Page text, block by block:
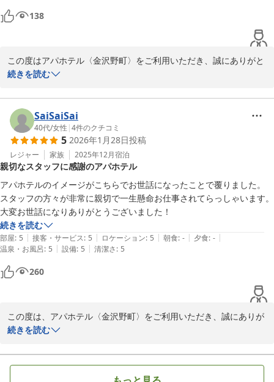
様のご来館を心よりお待ちしております。　フロント　富沢
2025-08-24
138
この度はアパホテル〈金沢野町〉をご利用いただき、誠にありがと
うございます。
ます。ご投稿にございます通り、当館にご宿泊のお客様はアパホテ
ル〈金沢中央〉、アパホテル〈金沢駅前〉の大浴殿を無料でご利用
いただけます。ご利用の際は客室の鍵とタオルをお持ちくださいま
せ。引き続き快適にご満足してお過ごしいただけるよう、スタッフ
一同さらに精進してまいります。
この度は貴重なご投稿ありがとうございました。また機会がござい
ましたら当館に足を運んで頂けますと幸いです。
フロント　本島
2025-08-16
続きを読む
SaiSaiSai
40代/女性 |4件のクチコミ
5 2026年1月28日投稿
レジャー 家族 2025年12月宿泊
親切なスタッフに感謝のアパホテル
アパホテルのイメージがこちらでお世話になったことで覆りました。
スタッフの方々が非常に親切で一生懸命お仕事されてらっしゃいます。
大変お世話になりありがとうございました！
続きを読む
部屋: 5 | 接客・サービス: 5 | ロケーション: 5 | 朝食: - | 夕食: - |
温泉・お風呂: 5 | 設備: 5 | 清潔さ: 5
260
この度は、アパホテル〈金沢野町〉をご利用いただき、誠にありが
とうございます。
ただき、至上の幸せを感じております。さらにスタッフの対応でア
パホテルのイメージまで覆すことができ、大変嬉しく思います。お
続きを読む